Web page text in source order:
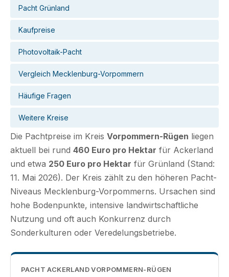
Pacht Grünland
Kaufpreise
Photovoltaik-Pacht
Vergleich Mecklenburg-Vorpommern
Häufige Fragen
Weitere Kreise
Die Pachtpreise im Kreis Vorpommern-Rügen liegen
aktuell bei rund 460 Euro pro Hektar für Ackerland
und etwa 250 Euro pro Hektar für Grünland (Stand:
11. Mai 2026). Der Kreis zählt zu den höheren Pacht-
Niveaus Mecklenburg-Vorpommerns. Ursachen sind
hohe Bodenpunkte, intensive landwirtschaftliche
Nutzung und oft auch Konkurrenz durch
Sonderkulturen oder Veredelungsbetriebe.
PACHT ACKERLAND VORPOMMERN-RÜGEN